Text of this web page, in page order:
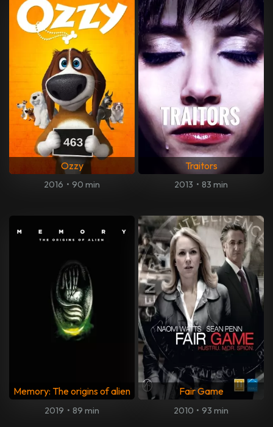
Ozzy
2016 • 90 min
Traitors
2013 • 83 min
Memory: The origins of alien
2019 • 89 min
Fair Game
2010 • 93 min